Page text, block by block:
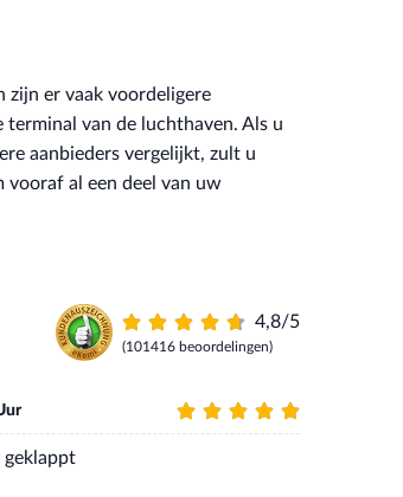
4,8/5
(101416 beoordelingen)
geklappt